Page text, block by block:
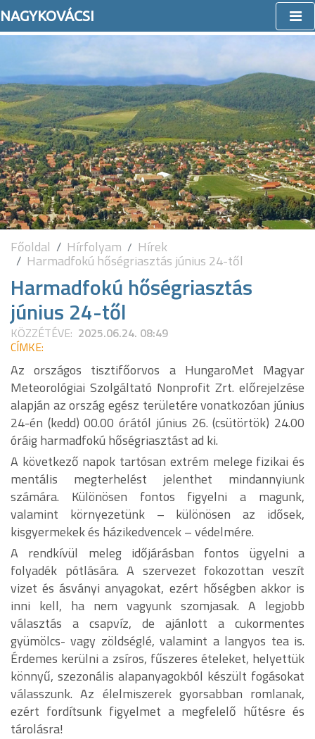
NAGYKOVÁCSI
Főoldal Hírfolyam Hírek
Harmadfokú hőségriasztás június 24-től
Harmadfokú hőségriasztás
június 24-től
KÖZZÉTÉVE: 2025.06.24. 08:49
CÍMKE:
Az országos tisztifőorvos a HungaroMet Magyar
Meteorológiai Szolgáltató Nonprofit Zrt. előrejelzése
alapján az ország egész területére vonatkozóan június
24-én (kedd) 00.00 órától június 26. (csütörtök) 24.00
óráig harmadfokú hőségriasztást ad ki.
A következő napok tartósan extrém melege fizikai és
mentális megterhelést jelenthet mindannyiunk
számára. Különösen fontos figyelni a magunk,
valamint környezetünk – különösen az idősek,
kisgyermekek és házikedvencek – védelmére.
A rendkívül meleg időjárásban fontos ügyelni a
folyadék pótlására. A szervezet fokozottan veszít
vizet és ásványi anyagokat, ezért hőségben akkor is
inni kell, ha nem vagyunk szomjasak. A legjobb
választás a csapvíz, de ajánlott a cukormentes
gyümölcs- vagy zöldséglé, valamint a langyos tea is.
Érdemes kerülni a zsíros, fűszeres ételeket, helyettük
könnyű, szezonális alapanyagokból készült fogásokat
válasszunk. Az élelmiszerek gyorsabban romlanak,
ezért fordítsunk figyelmet a megfelelő hűtésre és
tárolásra!